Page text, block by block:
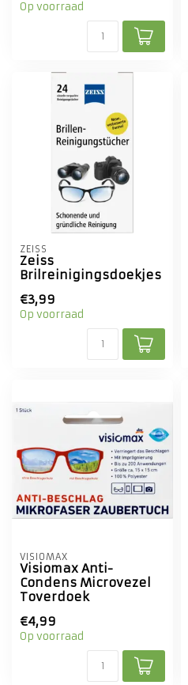
Op voorraad
ZEISS
Zeiss
Brilreinigingsdoekjes
€3,99
Op voorraad
VISIOMAX
Visiomax Anti-
Condens Microvezel
Toverdoek
€4,99
Op voorraad